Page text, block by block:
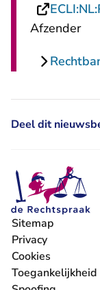
Afzender
Deel dit
Sitemap
Privacy
Cookies
Toegankelijkheid